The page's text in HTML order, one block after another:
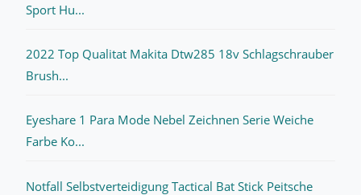
Sport Hu...
2022 Top Qualitat Makita Dtw285 18v Schlagschrauber
Brush...
Eyeshare 1 Para Mode Nebel Zeichnen Serie Weiche
Farbe Ko...
Notfall Selbstverteidigung Tactical Bat Stick Peitsche